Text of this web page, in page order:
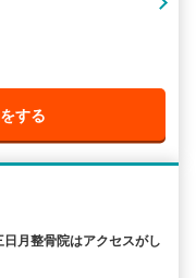
する
月整骨院はアクセスがし